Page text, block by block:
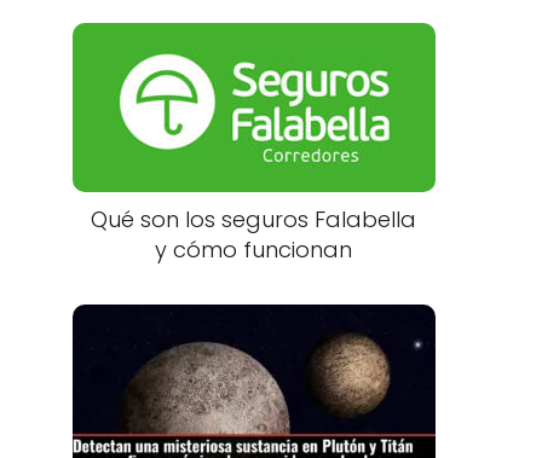
Qué son los seguros Falabella
y cómo funcionan